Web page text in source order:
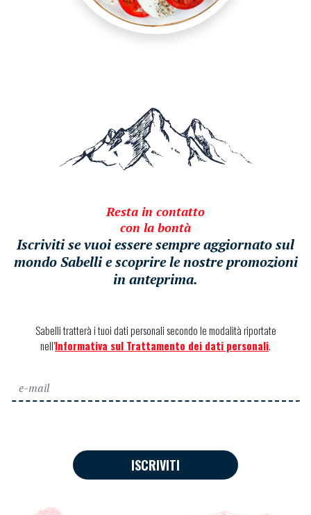
Resta in contatto
con la bontà
Iscriviti se vuoi essere sempre aggiornato sul
mondo Sabelli e scoprire le nostre promozioni
in anteprima.
Sabelli tratterà i tuoi dati personali secondo le modalità riportate
nell’Informativa sul Trattamento dei dati personali.
ISCRIVITI